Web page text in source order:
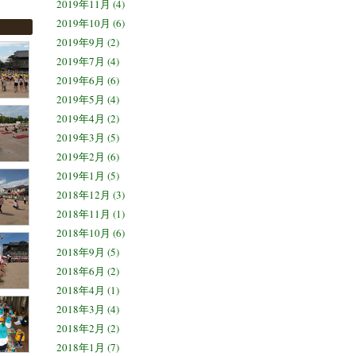
2019年11月 (4)
2019年10月 (6)
2019年9月 (2)
2019年7月 (4)
2019年6月 (6)
2019年5月 (4)
2019年4月 (2)
2019年3月 (5)
2019年2月 (6)
2019年1月 (5)
2018年12月 (3)
2018年11月 (1)
2018年10月 (6)
2018年9月 (5)
2018年6月 (2)
2018年4月 (1)
2018年3月 (4)
2018年2月 (2)
2018年1月 (7)